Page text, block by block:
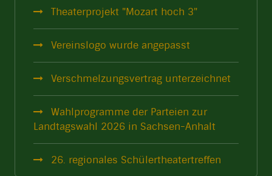
Theaterprojekt "Mozart hoch 3"
Vereinslogo wurde angepasst
Verschmelzungsvertrag unterzeichnet
Wahlprogramme der Parteien zur
Landtagswahl 2026 in Sachsen-Anhalt
26. regionales Schülertheatertreffen